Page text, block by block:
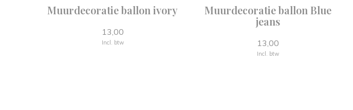
Muurdecoratie ballon ivory
13,00
Incl. btw
Muurdecoratie ballon Blue
jeans
13,00
Incl. btw